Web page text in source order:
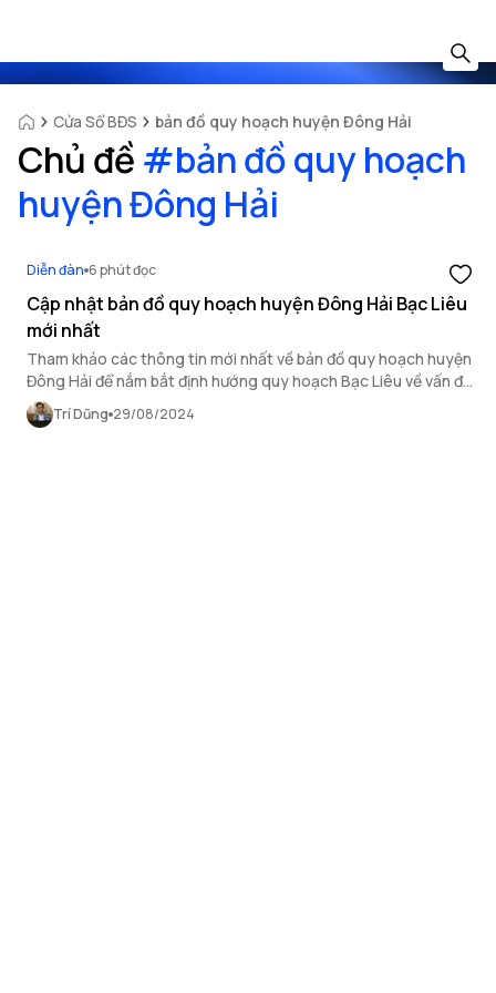
Cửa Sổ BĐS bản đồ quy hoạch huyện Đông Hải
Chủ đề #bản đồ quy hoạch
huyện Đông Hải
Diễn đàn 6 phút đọc
Cập nhật bản đồ quy hoạch huyện Đông Hải Bạc Liêu
mới nhất
Tham khảo các thông tin mới nhất về bản đồ quy hoạch huyện
Đông Hải để nắm bắt định hướng quy hoạch Bạc Liêu về vấn đề
phát triển địa phương và đánh giá tiềm năng đầu tư.
Trí Dũng 29/08/2024